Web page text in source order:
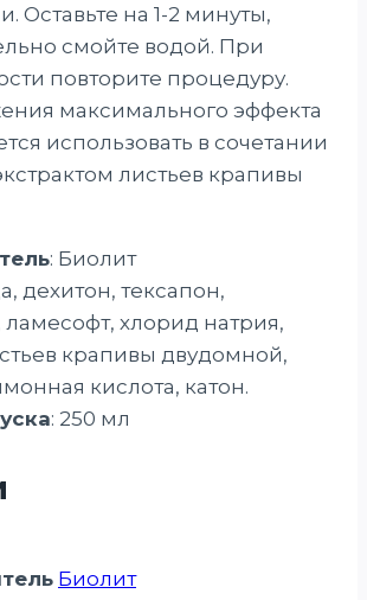
Оставьте на 1-2 минуты,
смойте водой. При
повторите процедуру.
максимального эффекта
использовать в сочетании
листьев крапивы
: Биолит
дехитон, тексапон,
хлорид натрия,
крапивы двудомной,
кислота, катон.
: 250 мл
Биолит